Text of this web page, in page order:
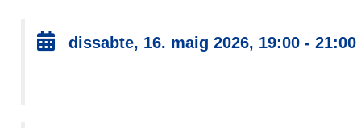
dissabte, 16. maig 2026, 19:00 - 21:00